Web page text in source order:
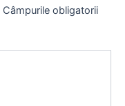
Câmpurile obligatorii